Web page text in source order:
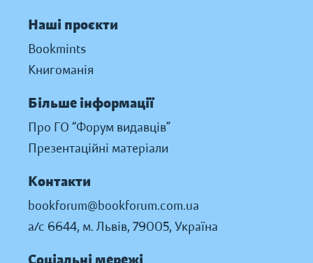
Наші проєкти
Bookmints
Книгоманія
Більше інформації
Про ГО “Форум видавців”
Презентаційні матеріали
Контакти
bookforum@bookforum.com.ua
а/с 6644, м. Львів, 79005, Україна